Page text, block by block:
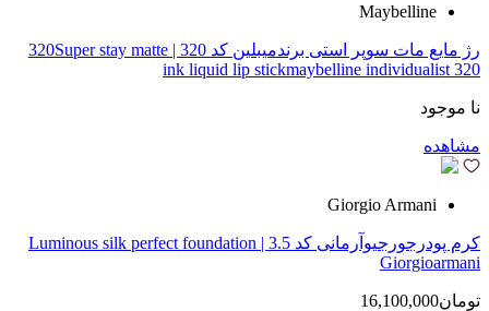
Maybelline
رژ مایع مات سوپر استی‌ برندمیبلین کد 320 | 320Super stay matte
ink liquid lip stickmaybelline individualist 320
نا موجود
مشاهده
Giorgio Armani
کرم پودرجورجیوآرمانی کد 3.5 | Luminous silk perfect foundation
Giorgioarmani
تومان16,100,000